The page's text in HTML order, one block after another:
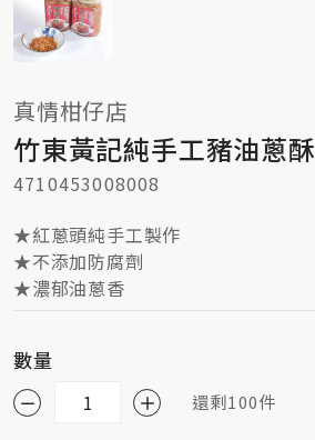
真情柑仔店
竹東黃記純手工豬油蔥酥
4710453008008
★紅蔥頭純手工製作
★不添加防腐劑
★濃郁油蔥香
數量
還剩100件